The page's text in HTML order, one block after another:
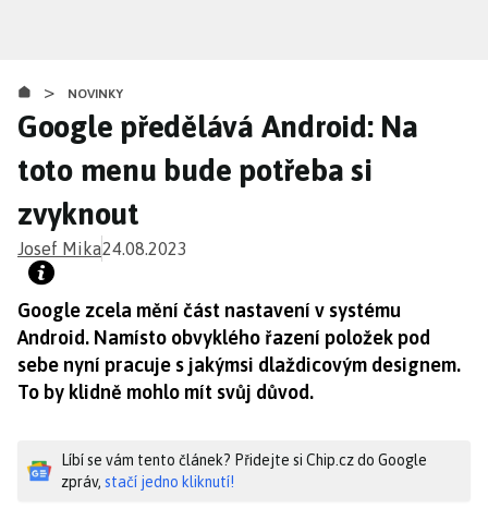
obsahu
> NOVINKY
Google předělává Android: Na
toto menu bude potřeba si
zvyknout
Josef Mika24.08.2023
Google zcela mění část nastavení v systému
Android. Namísto obvyklého řazení položek pod
sebe nyní pracuje s jakýmsi dlaždicovým designem.
To by klidně mohlo mít svůj důvod.
Líbí se vám tento článek? Přidejte si Chip.cz do Google
zpráv, stačí jedno kliknutí!